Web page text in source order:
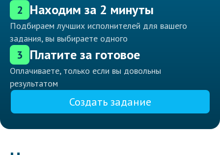
2 Находим за 2 минуты
Подбираем лучших исполнителей для вашего
задания, вы выбираете одного
3 Платите за готовое
Оплачиваете, только если вы довольны
результатом
Создать задание